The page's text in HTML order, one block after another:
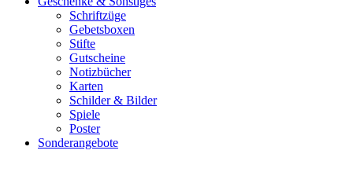
Schriftzüge
Gebetsboxen
Stifte
Gutscheine
Notizbücher
Karten
Schilder & Bilder
Spiele
Poster
Sonderangebote